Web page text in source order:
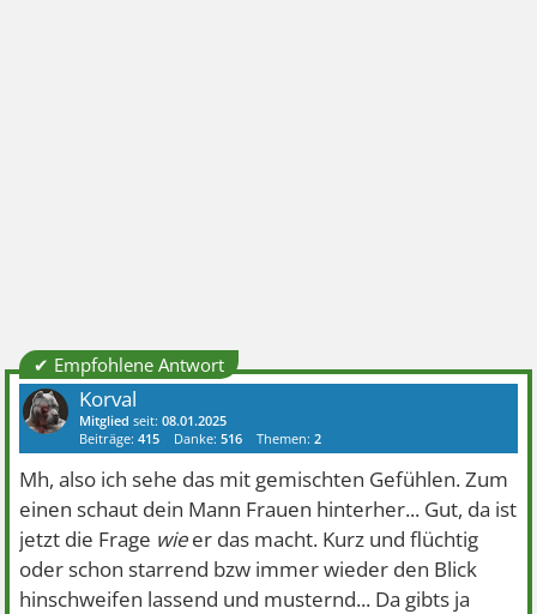
✔ Empfohlene Antwort
Korval
Mitglied seit:08.01.2025
Beiträge:415 Danke:516 Themen:2
Mh, also ich sehe das mit gemischten Gefühlen. Zum
einen schaut dein Mann Frauen hinterher... Gut, da ist
jetzt die Frage wieer das macht. Kurz und flüchtig
oder schon starrend bzw immer wieder den Blick
hinschweifen lassend und musternd... Da gibts ja